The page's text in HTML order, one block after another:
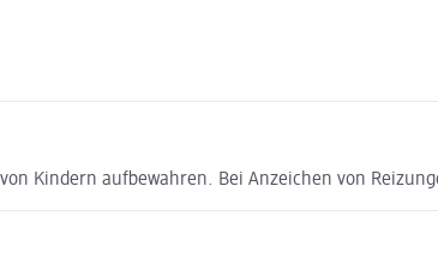
Kindern aufbewahren. Bei Anzeichen von